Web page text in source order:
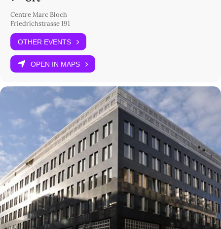
Centre Marc Bloch
Friedrichstrasse 191
OTHER EVENTS
OPEN IN MAPS